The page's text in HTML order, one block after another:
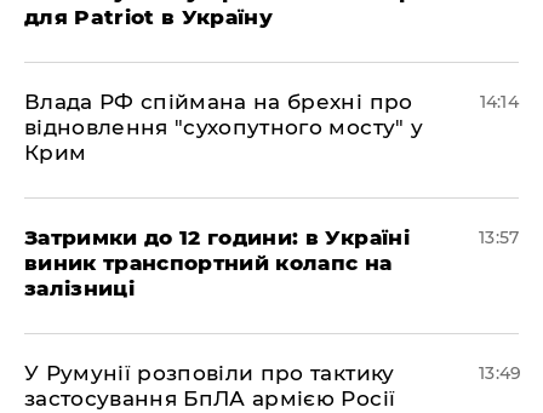
для Patriot в Україну
Влада РФ спіймана на брехні про
відновлення "сухопутного мосту" у
Крим
14:14
Затримки до 12 години: в Україні
виник транспортний колапс на
залізниці
13:57
У Румунії розповіли про тактику
застосування БпЛА армією Росії
13:49